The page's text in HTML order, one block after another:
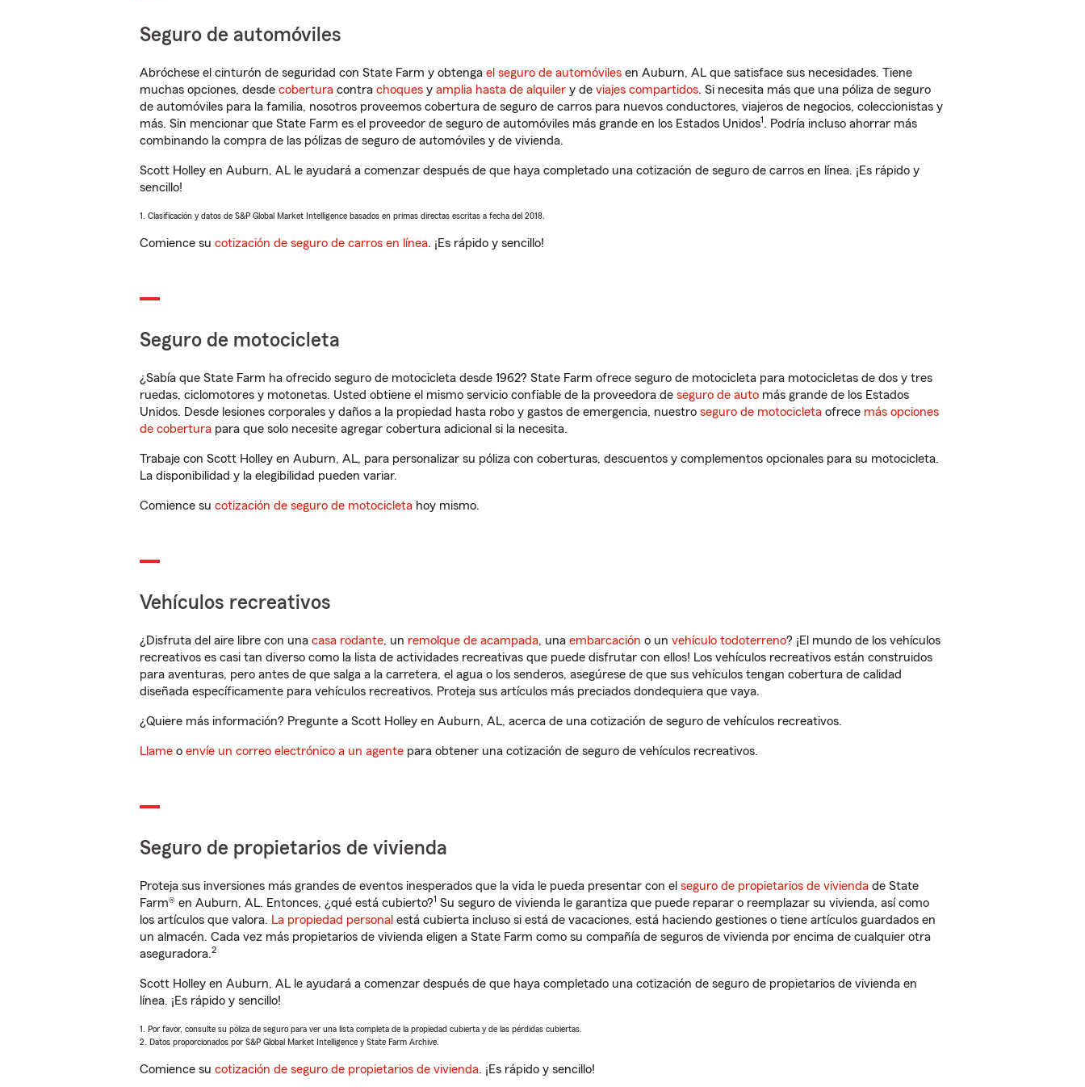
Seguro de automóviles
Abróchese el cinturón de seguridad con State Farm y obtenga el seguro de automóviles en Auburn, AL que satisface sus necesidades. Tiene
muchas opciones, desde cobertura contra choques y amplia hasta de alquiler y de viajes compartidos. Si necesita más que una póliza de seguro
de automóviles para la familia, nosotros proveemos cobertura de seguro de carros para nuevos conductores, viajeros de negocios, coleccionistas y
más. Sin mencionar que State Farm es el proveedor de seguro de automóviles más grande en los Estados Unidos1. Podría incluso ahorrar más
combinando la compra de las pólizas de seguro de automóviles y de vivienda.
Scott Holley en Auburn, AL le ayudará a comenzar después de que haya completado una cotización de seguro de carros en línea. ¡Es rápido y
sencillo!
1. Clasificación y datos de S&P Global Market Intelligence basados en primas directas escritas a fecha del 2018.
Comience su cotización de seguro de carros en línea. ¡Es rápido y sencillo!
Seguro de motocicleta
¿Sabía que State Farm ha ofrecido seguro de motocicleta desde 1962? State Farm ofrece seguro de motocicleta para motocicletas de dos y tres
ruedas, ciclomotores y motonetas. Usted obtiene el mismo servicio confiable de la proveedora de seguro de auto más grande de los Estados
Unidos. Desde lesiones corporales y daños a la propiedad hasta robo y gastos de emergencia, nuestro seguro de motocicleta ofrece más opciones
de cobertura para que solo necesite agregar cobertura adicional si la necesita.
Trabaje con Scott Holley en Auburn, AL, para personalizar su póliza con coberturas, descuentos y complementos opcionales para su motocicleta.
La disponibilidad y la elegibilidad pueden variar.
Comience su cotización de seguro de motocicleta hoy mismo.
Vehículos recreativos
¿Disfruta del aire libre con una casa rodante, un remolque de acampada, una embarcación o un vehículo todoterreno? ¡El mundo de los vehículos
recreativos es casi tan diverso como la lista de actividades recreativas que puede disfrutar con ellos! Los vehículos recreativos están construidos
para aventuras, pero antes de que salga a la carretera, el agua o los senderos, asegúrese de que sus vehículos tengan cobertura de calidad
diseñada específicamente para vehículos recreativos. Proteja sus artículos más preciados dondequiera que vaya.
¿Quiere más información? Pregunte a Scott Holley en Auburn, AL, acerca de una cotización de seguro de vehículos recreativos.
Llame o envíe un correo electrónico a un agente para obtener una cotización de seguro de vehículos recreativos.
Seguro de propietarios de vivienda
Proteja sus inversiones más grandes de eventos inesperados que la vida le pueda presentar con el seguro de propietarios de vivienda de State
Farm® en Auburn, AL. Entonces, ¿qué está cubierto?1 Su seguro de vivienda le garantiza que puede reparar o reemplazar su vivienda, así como
los artículos que valora. La propiedad personal está cubierta incluso si está de vacaciones, está haciendo gestiones o tiene artículos guardados en
un almacén. Cada vez más propietarios de vivienda eligen a State Farm como su compañía de seguros de vivienda por encima de cualquier otra
aseguradora.2
Scott Holley en Auburn, AL le ayudará a comenzar después de que haya completado una cotización de seguro de propietarios de vivienda en
línea. ¡Es rápido y sencillo!
1. Por favor, consulte su póliza de seguro para ver una lista completa de la propiedad cubierta y de las pérdidas cubiertas.
2. Datos proporcionados por S&P Global Market Intelligence y State Farm Archive.
Comience su cotización de seguro de propietarios de vivienda. ¡Es rápido y sencillo!